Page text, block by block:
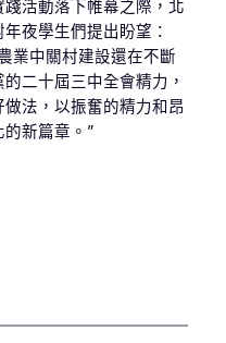
活動落下帷幕之際，北
夜學生們提出盼望：
業中關村建設還在不斷
二十屆三中全會精力，
法，以振奮的精力和昂
新篇章。”